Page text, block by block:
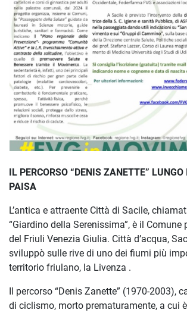
IL PERCORSO “DENIS ZANETTE”
PAISA
L’antica e attraente Città di Sacile,
“Giardino della Serenissima”, è il Comune
del Friuli Venezia Giulia. Città d’acqua,
sviluppò sulle rive di uno dei fiumi più
territorio friulano, la Livenza .
Il percorso “Denis Zanette” (1970-2003),
di ciclismo, morto prematuramente, a cui